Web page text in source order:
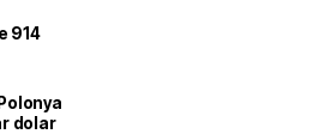
914
dolar